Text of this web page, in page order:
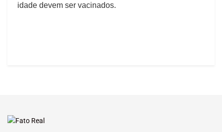
idade devem ser vacinados.